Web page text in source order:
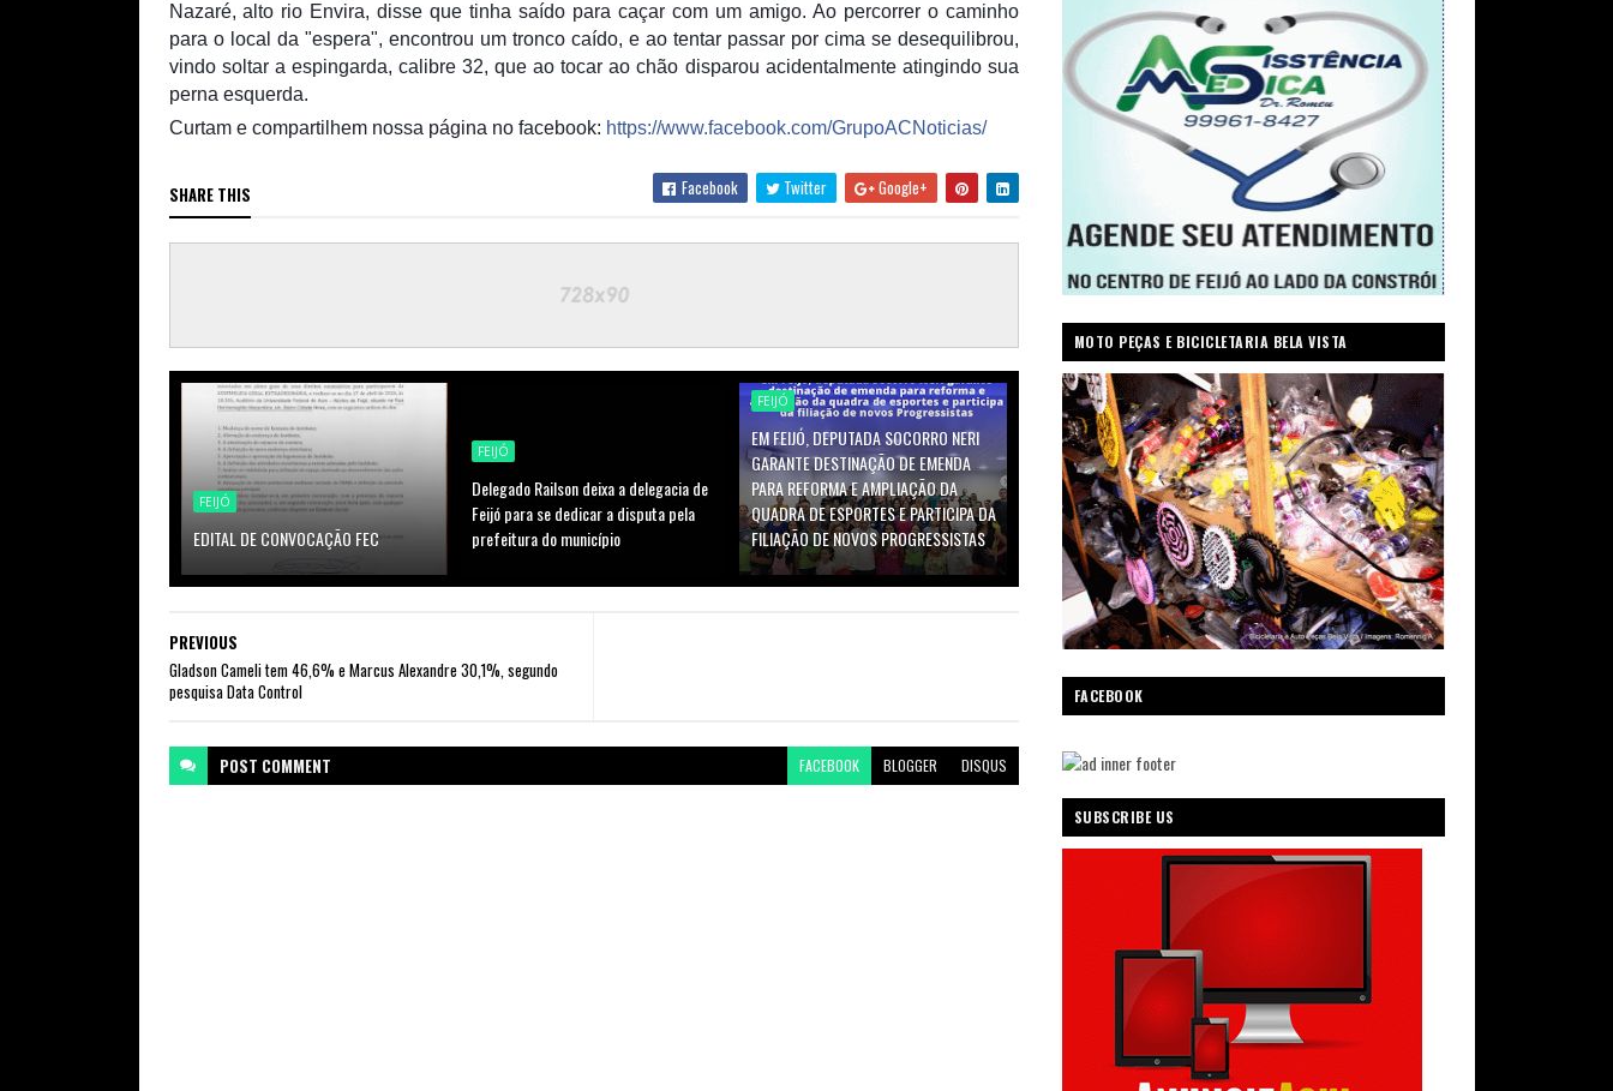
Nazaré, alto rio Envira, disse que tinha saído para caçar com um amigo. Ao percorrer o caminho
para o local da "espera", encontrou um tronco caído, e ao tentar passar por cima se desequilibrou,
vindo soltar a espingarda, calibre 32, que ao tocar ao chão disparou acidentalmente atingindo sua
perna esquerda.
Curtam e compartilhem nossa página no facebook:​​​​​​​​ https://www.facebook.com/GrupoACNoticias/
SHARE THIS Facebook Twitter Google+
FEIJÓ
EDITAL DE CONVOCAÇÃO FEC
FEIJÓ
Delegado Railson deixa a delegacia de
Feijó para se dedicar a disputa pela
prefeitura do município
FEIJÓ
EM FEIJÓ, DEPUTADA SOCORRO NERI
GARANTE DESTINAÇÃO DE EMENDA
PARA REFORMA E AMPLIAÇÃO DA
QUADRA DE ESPORTES E PARTICIPA DA
FILIAÇÃO DE NOVOS PROGRESSISTAS
PREVIOUS
Gladson Cameli tem 46,6% e Marcus Alexandre 30,1%, segundo
pesquisa Data Control
POST COMMENT FACEBOOK BLOGGER DISQUS
MOTO PEÇAS E BICICLETARIA BELA VISTA
FACEBOOK
SUBSCRIBE US